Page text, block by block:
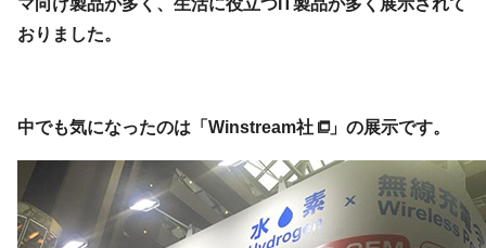
おりました。
中でも気になったのは「 Winstream社 」の展示です。